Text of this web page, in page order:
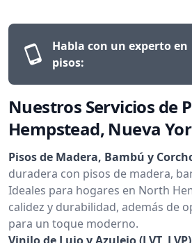
Habla con un experto en
pisos:
Nuestros Servicios de
Hempstead, Nueva
Pisos de Madera, Bambú y
duradera con pisos de madera,
Ideales para hogares en North
calidez y durabilidad, además de
para un toque moderno.